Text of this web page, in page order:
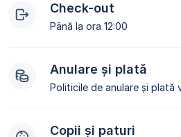
Check-out
Până la ora 12:00
Anulare și plată
Politicile de anulare și
Copii și paturi